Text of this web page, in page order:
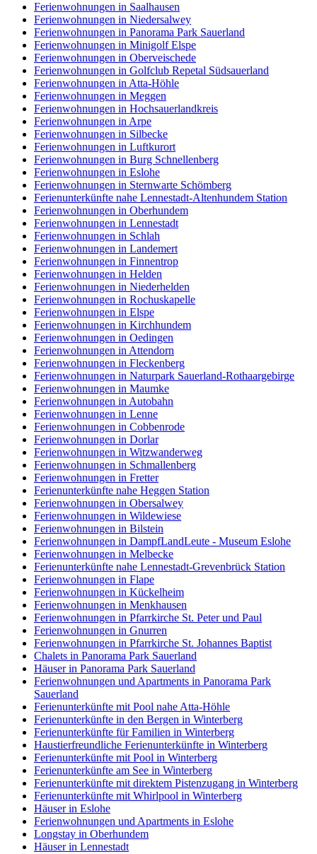
Ferienwohnungen in Saalhausen
Ferienwohnungen in Niedersalwey
Ferienwohnungen in Panorama Park Sauerland
Ferienwohnungen in Minigolf Elspe
Ferienwohnungen in Oberveischede
Ferienwohnungen in Golfclub Repetal Südsauerland
Ferienwohnungen in Atta-Höhle
Ferienwohnungen in Meggen
Ferienwohnungen in Hochsauerlandkreis
Ferienwohnungen in Arpe
Ferienwohnungen in Silbecke
Ferienwohnungen in Luftkurort
Ferienwohnungen in Burg Schnellenberg
Ferienwohnungen in Eslohe
Ferienwohnungen in Sternwarte Schömberg
Ferienunterkünfte nahe Lennestadt-Altenhundem Station
Ferienwohnungen in Oberhundem
Ferienwohnungen in Lennestadt
Ferienwohnungen in Schlah
Ferienwohnungen in Landemert
Ferienwohnungen in Finnentrop
Ferienwohnungen in Helden
Ferienwohnungen in Niederhelden
Ferienwohnungen in Rochuskapelle
Ferienwohnungen in Elspe
Ferienwohnungen in Kirchhundem
Ferienwohnungen in Oedingen
Ferienwohnungen in Attendorn
Ferienwohnungen in Fleckenberg
Ferienwohnungen in Naturpark Sauerland-Rothaargebirge
Ferienwohnungen in Maumke
Ferienwohnungen in Autobahn
Ferienwohnungen in Lenne
Ferienwohnungen in Cobbenrode
Ferienwohnungen in Dorlar
Ferienwohnungen in Witzwanderweg
Ferienwohnungen in Schmallenberg
Ferienwohnungen in Fretter
Ferienunterkünfte nahe Heggen Station
Ferienwohnungen in Obersalwey
Ferienwohnungen in Wildewiese
Ferienwohnungen in Bilstein
Ferienwohnungen in DampfLandLeute - Museum Eslohe
Ferienwohnungen in Melbecke
Ferienunterkünfte nahe Lennestadt-Grevenbrück Station
Ferienwohnungen in Flape
Ferienwohnungen in Kückelheim
Ferienwohnungen in Menkhausen
Ferienwohnungen in Pfarrkirche St. Peter und Paul
Ferienwohnungen in Gnurren
Ferienwohnungen in Pfarrkirche St. Johannes Baptist
Chalets in Panorama Park Sauerland
Häuser in Panorama Park Sauerland
Ferienwohnungen und Apartments in Panorama Park
Sauerland
Ferienunterkünfte mit Pool nahe Atta-Höhle
Ferienunterkünfte in den Bergen in Winterberg
Ferienunterkünfte für Familien in Winterberg
Haustierfreundliche Ferienunterkünfte in Winterberg
Ferienunterkünfte mit Pool in Winterberg
Ferienunterkünfte am See in Winterberg
Ferienunterkünfte mit direktem Pistenzugang in Winterberg
Ferienunterkünfte mit Whirlpool in Winterberg
Häuser in Eslohe
Ferienwohnungen und Apartments in Eslohe
Longstay in Oberhundem
Häuser in Lennestadt